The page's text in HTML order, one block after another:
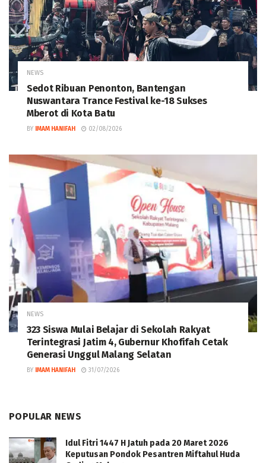
NEWS
Sedot Ribuan Penonton, Bantengan
Nuswantara Trance Festival ke-18 Sukses
Mberot di Kota Batu
BY IMAM HANIFAH 02/08/2026
NEWS
323 Siswa Mulai Belajar di Sekolah Rakyat
Terintegrasi Jatim 4, Gubernur Khofifah Cetak
Generasi Unggul Malang Selatan
BY IMAM HANIFAH 31/07/2026
POPULAR NEWS
Idul Fitri 1447 H Jatuh pada 20 Maret 2026
Keputusan Pondok Pesantren Miftahul Huda